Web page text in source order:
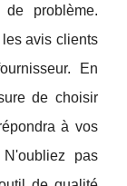
problème.
avis clients
En
de choisir
à vos
pas